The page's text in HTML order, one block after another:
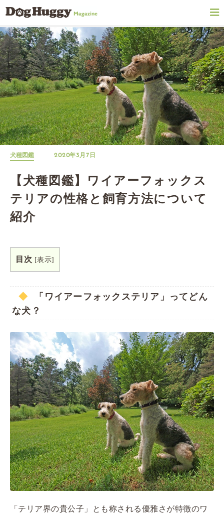
犬種図鑑 2020年3月7日
【犬種図鑑】ワイアーフォックス
テリアの性格と飼育方法について
紹介
目次 [表示]
「ワイアーフォックステリア」ってどん
な犬？
「テリア界の貴公子」とも称される優雅さが特徴のワ